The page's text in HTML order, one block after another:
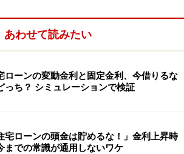
あわせて読みたい
ローンの変動金利と固定金利、今借りるな
っち？ シミュレーションで検証
宅ローンの頭金は貯めるな！」金利上昇時
までの常識が通用しないワケ